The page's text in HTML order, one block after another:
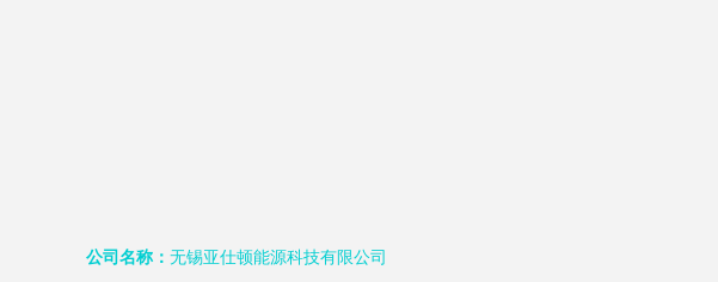
公司名称： 无锡亚仕顿能源科技有限公司